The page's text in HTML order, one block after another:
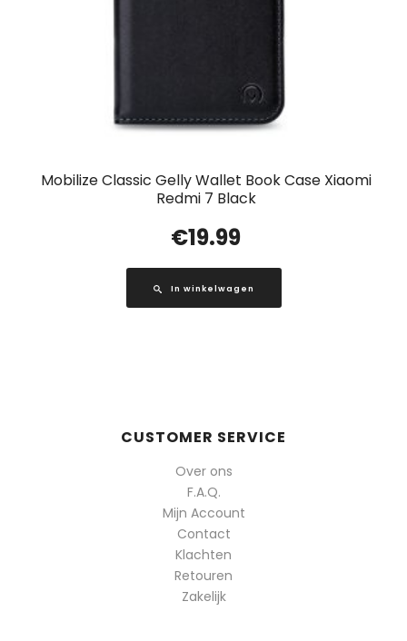
Mobilize Classic Gelly Wallet Book Case Xiaomi
Redmi 7 Black
€19.99
In winkelwagen
CUSTOMER SERVICE
Over ons
F.A.Q.
Mijn Account
Contact
Klachten
Retouren
Zakelijk